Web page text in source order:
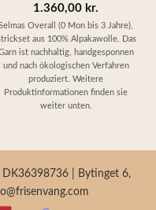
kr.
1.360,00 kr.
1.000,00
1.360,00
Overall (0 Mon bis 3 Jahre),
aus 100% Alpakawolle. Das
ist nachhaltig, handgesponnen
und nach ökologischen Verfahren
produziert. Weitere
Produktinformationen finden sie
weiter unten.
| Bytinget 6,